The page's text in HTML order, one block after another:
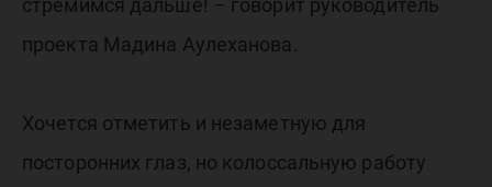
стремимся дальше! – говорит руководитель
проекта Мадина Аулеханова.
Хочется отметить и незаметную для
посторонних глаз, но колоссальную работу